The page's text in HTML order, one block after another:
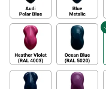
r
a